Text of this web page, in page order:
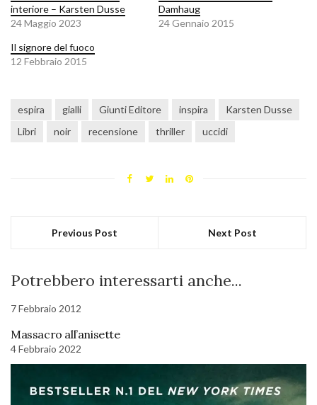
interiore – Karsten Dusse
24 Maggio 2023
Damhaug
24 Gennaio 2015
Il signore del fuoco
12 Febbraio 2015
espira gialli Giunti Editore inspira
Karsten Dusse
Libri
noir recensione thriller uccidi
Previous Post Next Post
Potrebbero interessarti anche...
7 Febbraio 2012
Massacro all’anisette
4 Febbraio 2022